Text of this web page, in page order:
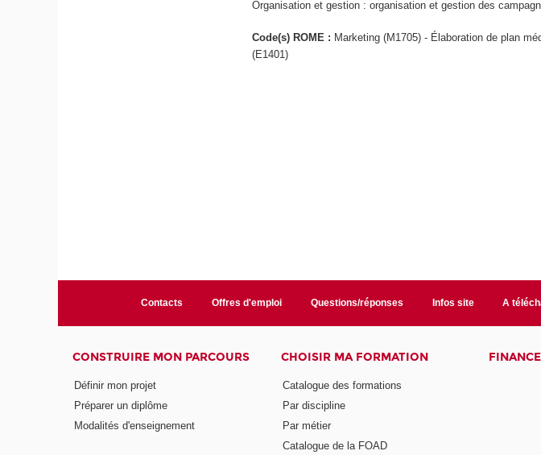
Organisation et gestion : organisation et gestion des
Code(s) ROME : Marketing (M1705) - Élaboration de plan
(E1401)
Contacts Offres d'emploi Questions/réponses Infos site A
CONSTRUIRE MON PARCOURS
Définir mon projet
Préparer un diplôme
Modalités d'enseignement
CHOISIR MA FORMATION
Catalogue des formations
Par discipline
Par métier
Catalogue de la FOAD